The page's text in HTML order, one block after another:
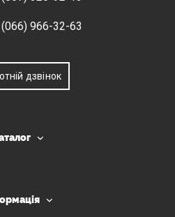
966-32-63
дзвінок